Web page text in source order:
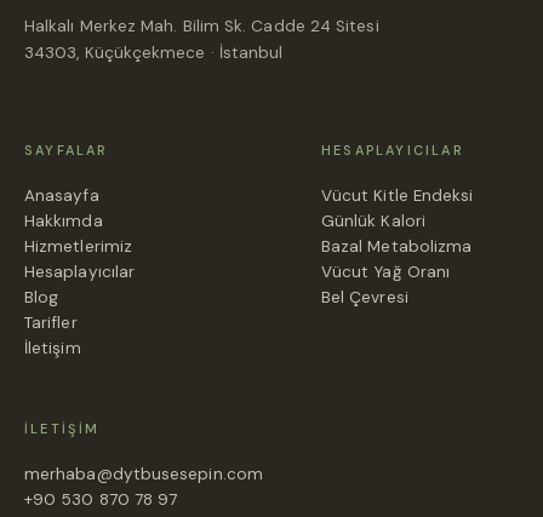
Halkalı Merkez Mah. Bilim Sk. Cadde 24 Sitesi
34303, Küçükçekmece · İstanbul
SAYFALAR
Anasayfa
Hakkımda
Hizmetlerimiz
Hesaplayıcılar
Blog
Tarifler
İletişim
HESAPLAYICILAR
Vücut Kitle Endeksi
Günlük Kalori
Bazal Metabolizma
Vücut Yağ Oranı
Bel Çevresi
İLETIŞIM
merhaba@dytbusesepin.com
+90 530 870 78 97